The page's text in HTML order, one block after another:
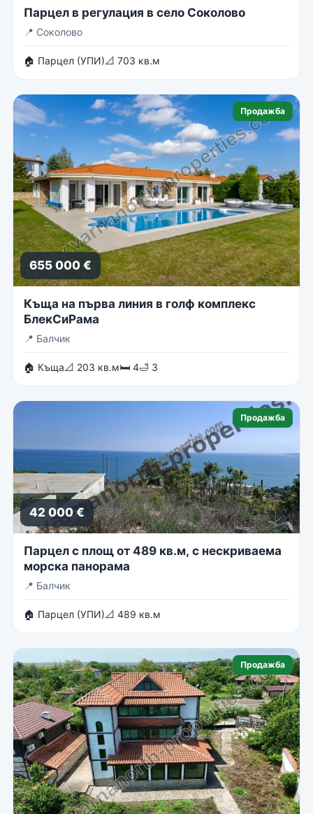
Парцел в регулация в село Соколово
📍 Соколово
🏠 Парцел (УПИ)📐 703 кв.м
Продажба
655 000 €
Къща на първа линия в голф комплекс
БлекСиРама
📍 Балчик
🏠 Къща📐 203 кв.м🛏 4🛁 3
Продажба
42 000 €
Парцел с площ от 489 кв.м, с нескриваема
морска панорама
📍 Балчик
🏠 Парцел (УПИ)📐 489 кв.м
Продажба